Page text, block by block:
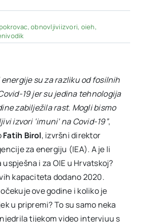
,obnovljiviizvori, oieh,
energije su za razliku od fosilnih
19 jer su jedina tehnologija
zabilježila rast. Mogli bismo
izvori ‘imuni’ na Covid-19”,
Fatih Birol, izvršni direktor
za energiju (IEA). A je li
i za OIE u Hrvatskoj?
kapaciteta dodano 2020.
ove godine i koliko je
u pripremi? To su samo neka
tijekom video intervjuu s